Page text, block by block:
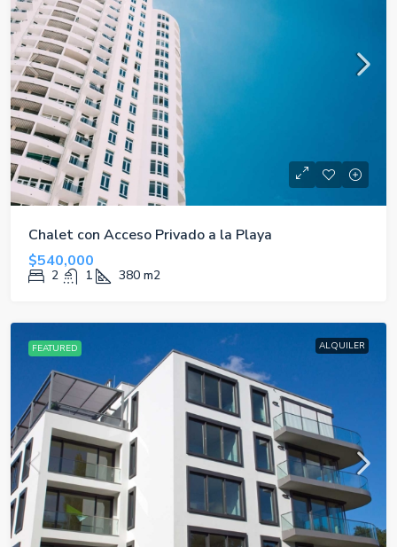
Chalet con Acceso Privado a la Playa
$540,000
2 1 380 m2
FEATURED ALQUILER